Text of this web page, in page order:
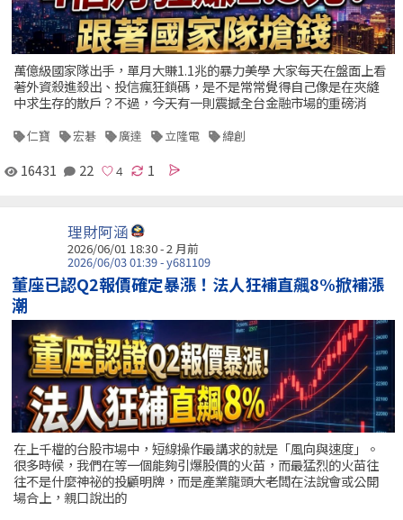
萬億級國家隊出手，單月大賺1.1兆的暴力美學 大家每天在盤面上看
著外資殺進殺出、投信瘋狂鎖碼，是不是常常覺得自己像是在夾縫
中求生存的散戶？不過，今天有一則震撼全台金融市場的重磅消
仁寶 宏碁 廣達 立隆電 緯創
16431 22 1
理財阿涵
2026/06/01 18:30 - 2 月前
2026/06/03 01:39 - y681109
董座已認Q2報價確定暴漲！法人狂補直飆8%掀補漲
潮
在上千檔的台股市場中，短線操作最講求的就是「風向與速度」。
很多時候，我們在等一個能夠引爆股價的火苗，而最猛烈的火苗往
往不是什麼神祕的投顧明牌，而是產業龍頭大老闆在法說會或公開
場合上，親口說出的